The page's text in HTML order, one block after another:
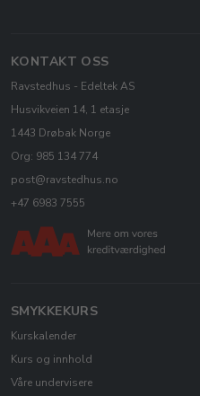
KONTAKT OSS
Ravstedhus - Edeltek AS
Husvikveien 14, 1 etasje
1443 Drøbak Norge
Org: 985 134 774
post@ravstedhus.no
+47 6983 7555
SMYKKEKURS
Kurskalender
Kurs og innhold
Våre undervisere